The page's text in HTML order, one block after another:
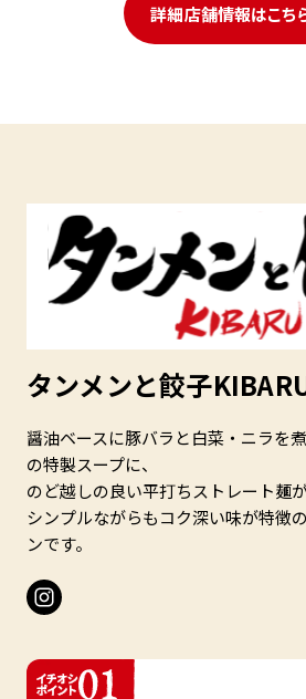
詳細店舗情報はこち
タンメンと餃子
醤油ベースに豚バラと白菜・ニラを
の特製スープに、
のど越しの良い平打ちストレート麺が
シンプルながらもコク深い味が特徴
ンです。